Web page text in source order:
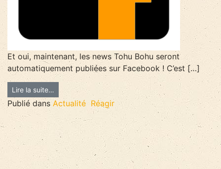
Et oui, maintenant, les news Tohu Bohu seront
automatiquement publiées sur Facebook ! C’est […]
Lire la suite…
Publié dans Actualité Réagir